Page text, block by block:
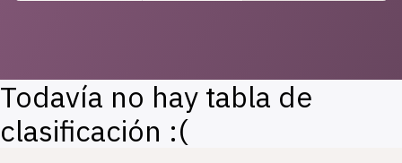
Todavía no hay tabla de
clasificación :(